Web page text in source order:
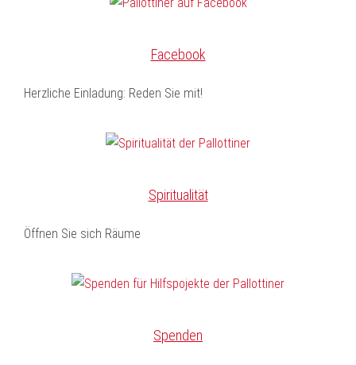
Facebook
Herzliche Einladung: Reden Sie mit!
Spiritualität
Öffnen Sie sich Räume
Spenden